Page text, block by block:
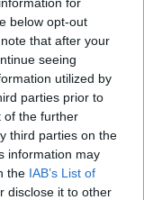
below opt-out
that after your
seeing
utilized by
parties prior to
of the further
third parties on the
information may
the IAB’s List of
disclose it to other